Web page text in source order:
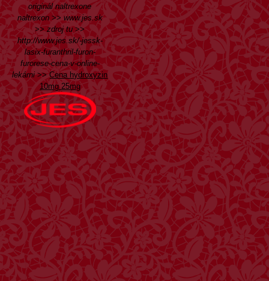
originál naltrexone
naltrexon >> www.jes.sk
>>zdroj tu >>
http://www.jes.sk/-jessk-
lasix-furanthril-furon-
furorese-cena-v-online-
lekárni>>Cena hydroxyzin
10mg 25mg